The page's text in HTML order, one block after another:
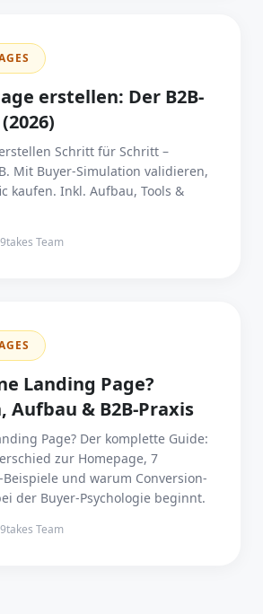
erstellen: Der B2B-
Schritt für Schritt –
Mit Buyer-Simulation validieren,
kaufen. Inkl. Aufbau, Tools &
Team
Landing Page?
Aufbau & B2B-Praxis
Page? Der komplette Guide:
zur Homepage, 7
Beispiele und warum Conversion-
der Buyer-Psychologie beginnt.
Team